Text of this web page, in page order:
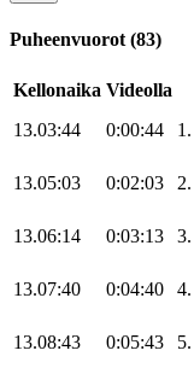
Puheenvuorot (83)
Kellonaika Videolla
13.03:44
0:00:44 1.
13.05:03 0:02:03 2.
13.06:14 0:03:13 3.
13.07:40 0:04:40 4.
13.08:43 0:05:43 5.